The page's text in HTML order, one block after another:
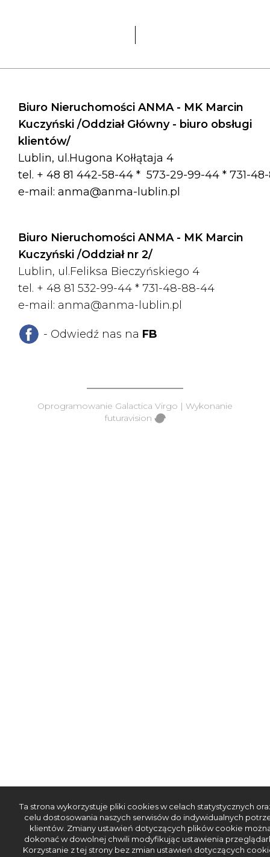
Biuro Nieruchomości ANMA - MK Marcin
Kuczyński /Oddział Główny - biuro obsługi
klientów/
Lublin, ul.Hugona Kołłątaja 4
tel. + 48 81 442-58-44 * 573-29-99-44 * 731-
e-mail: anma@anma-lublin.pl
Biuro Nieruchomości ANMA - MK Marcin
Kuczyński /Oddział nr 2/
Lublin, ul.Feliksa Bieczyńskiego 4
tel. + 48 81 532-99-44 * 731-48-88-44
e-mail: anma@anma-lublin.pl
- Odwiedź nas na FB
Oprogramowanie Galactica Virgo | Wykonanie
futuravision
Ta strona wykorzystuje pliki cookies w celach statystycznych
celu dostosowania naszych serwisów do indywidualnych
klientów. Zmiany ustawień dotyczących plików cookie
dokonać w dowolnej chwili modyfikując ustawienia
Korzystanie z tej strony bez zmian ustawień dotyczących